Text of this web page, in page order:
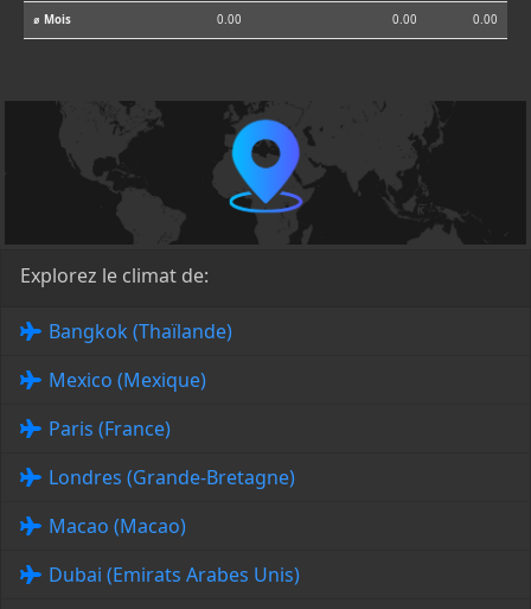
⌀ Mois 0.00 0.00 0.00
Explorez le climat de:
Bangkok (Thaïlande)
Mexico (Mexique)
Paris (France)
Londres (Grande-Bretagne)
Macao (Macao)
Dubai (Emirats Arabes Unis)